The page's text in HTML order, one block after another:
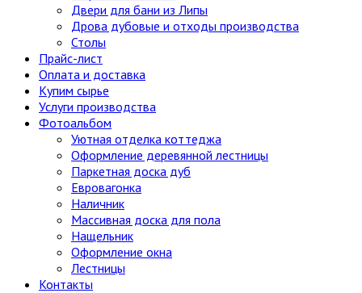
Двери для бани из Липы
Дрова дубовые и отходы производства
Столы
Прайс-лист
Оплата и доставка
Купим сырье
Услуги производства
Фотоальбом
Уютная отделка коттеджа
Оформление деревянной лестницы
Паркетная доска дуб
Евровагонка
Наличник
Массивная доска для пола
Нащельник
Оформление окна
Лестницы
Контакты